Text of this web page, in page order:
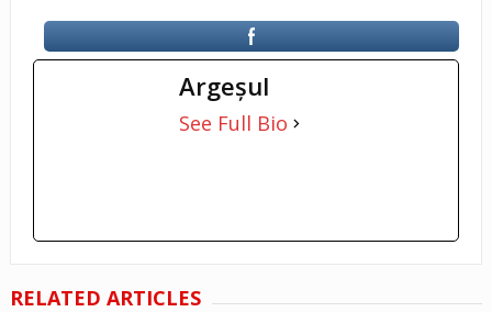
Argeşul
See Full Bio
RELATED ARTICLES